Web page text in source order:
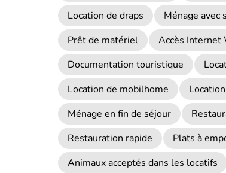
Location de draps
Ménage avec
Prêt de matériel
Accès Internet
Documentation touristique
Location de mobilhome
Ménage en fin de séjour
Restauration rapide
Plats à
Animaux acceptés dans les locatifs